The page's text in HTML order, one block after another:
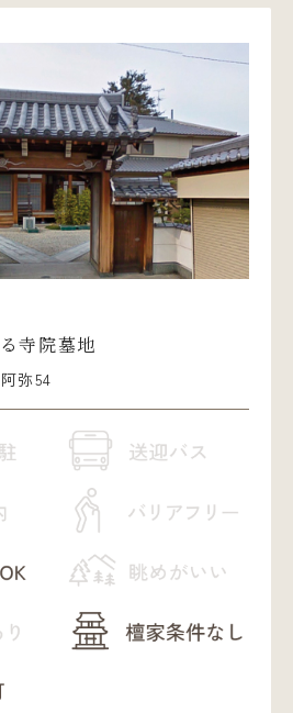
寺院墓地
弥54